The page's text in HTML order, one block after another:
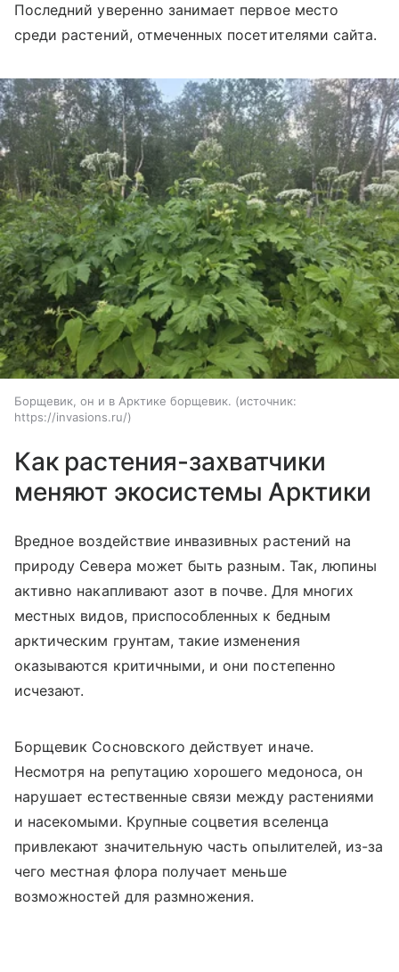
Последний уверенно занимает первое место
среди растений, отмеченных посетителями сайта.
Борщевик, он и в Арктике борщевик.
источник:
https://invasions.ru/
Как растения-захватчики
меняют экосистемы Арктики
Вредное воздействие инвазивных растений на
природу Севера может быть разным. Так, люпины
активно накапливают азот в почве. Для многих
местных видов, приспособленных к бедным
арктическим грунтам, такие изменения
оказываются критичными, и они постепенно
исчезают.
Борщевик Сосновского действует иначе.
Несмотря на репутацию хорошего медоноса, он
нарушает естественные связи между растениями
и насекомыми. Крупные соцветия вселенца
привлекают значительную часть опылителей, из-за
чего местная флора получает меньше
возможностей для размножения.